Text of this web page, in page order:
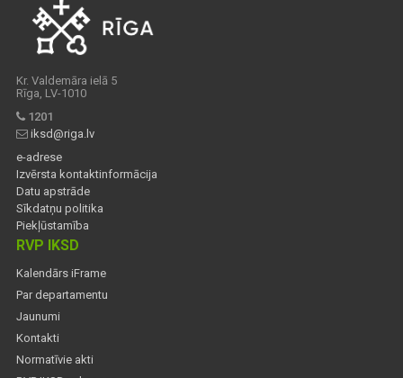
Kr. Valdemāra ielā 5
Rīga, LV-1010
1201
iksd@riga.lv
e-adrese
Izvērsta kontaktinformācija
Datu apstrāde
Sīkdatņu politika
Piekļūstamība
RVP IKSD
Kalendārs iFrame
Par departamentu
Jaunumi
Kontakti
Normatīvie akti